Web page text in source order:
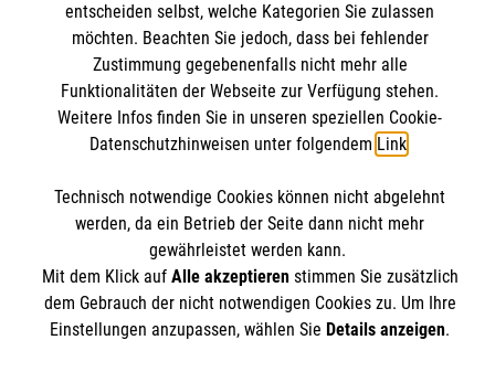
Malteserorden
Malteser Jugend
Malteser International
Spendenkonto
Empfänger: Malteser Hilfsdienst e.V.
IBAN: DE03 3706 0120 1201 2040 18
BIC: GENODED1PA7
Soziale Netzwerke
Der Malteser Hilfsdienst e.V. ist als eingetragene
gemeinnützige Organisation von der Körperschaft- und
entscheiden selbst, welche Kategorien Sie zulassen
möchten. Beachten Sie jedoch, dass bei fehlender
Zustimmung gegebenenfalls nicht mehr alle
Funktionalitäten der Webseite zur Verfügung stehen.
Weitere Infos finden Sie in unseren speziellen Cookie-
Datenschutzhinweisen unter folgendem Link.
Technisch notwendige Cookies können nicht abgelehnt
werden, da ein Betrieb der Seite dann nicht mehr
gewährleistet werden kann.
Mit dem Klick auf Alle akzeptierenstimmen Sie zusätzlich
dem Gebrauch der nicht notwendigen Cookies zu. Um Ihre
Einstellungen anzupassen, wählen Sie Details anzeigen.